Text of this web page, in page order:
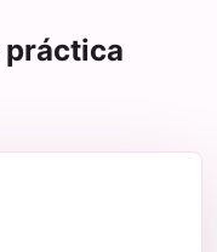
práctica